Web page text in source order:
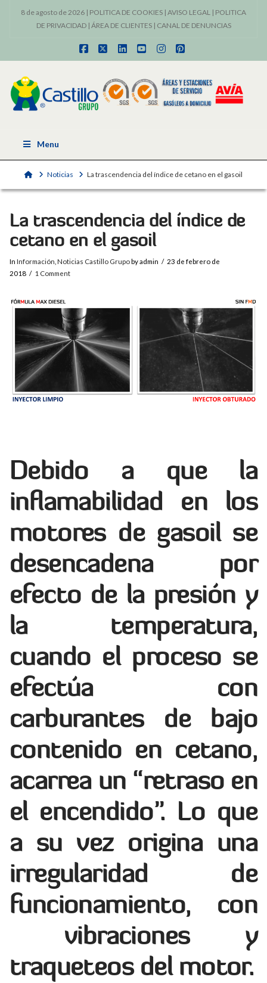
8 de agosto de 2026 | POLITICA DE COOKIES | AVISO LEGAL | POLITICA
DE PRIVACIDAD| ÁREA DE CLIENTES| CANAL DE DENUNCIAS
Facebook
X LinkedInYouTubeInstagram
Pinterest
Menu
HomeNoticias La trascendencia del índice de cetano en el gasoil
La trascendencia del índice de
cetano en el gasoil
In Información Noticias Castillo Grupoby admin
23 de febrero de
2018
1 Comment
Debido a que la
inflamabilidad en los
motores de gasoil se
desencadena por
efecto de la presión y
la temperatura,
cuando el proceso se
efectúa con
carburantes de bajo
contenido en cetano,
acarrea un “retraso en
el encendido”. Lo que
a su vez origina una
irregularidad de
funcionamiento, con
vibraciones y
traqueteos del motor.